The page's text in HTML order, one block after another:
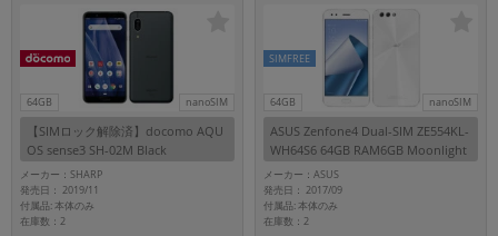
64GB nanoSIM
【SIMロック解除済】docomo AQU
OS sense3 SH-02M Black
メーカー：SHARP
発売日： 2019/11
付属品: 本体のみ
在庫数：2
64GB nanoSIM
SIMFREE
ASUS Zenfone4 Dual-SIM ZE554KL-
WH64S6 64GB RAM6GB Moonlight
White【国内版SIMフリー】
メーカー：ASUS
発売日： 2017/09
付属品: 本体のみ
在庫数：2